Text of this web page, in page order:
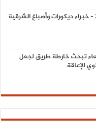
تبحث خارطة طريق لجعل
الإعاقة